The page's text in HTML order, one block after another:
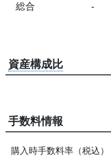
総合 -
資産構成比
手数料情報
購入時手数料率（税込）